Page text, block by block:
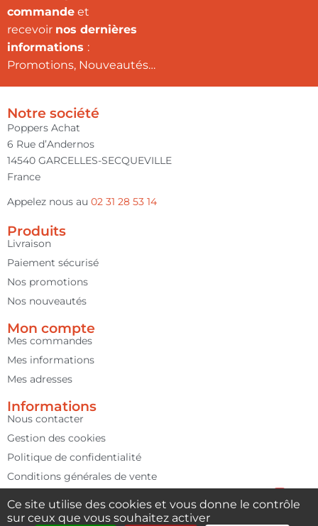
commande et
recevoir nos dernières
informations :
Promotions, Nouveautés…
Notre société
Poppers Achat
6 Rue d’Andernos
14540 GARCELLES-SECQUEVILLE
France
Appelez nous au 02 31 28 53 14
Produits
Livraison
Paiement sécurisé
Nos promotions
Nos nouveautés
Mon compte
Mes commandes
Mes informations
Mes adresses
Informations
Nous contacter
Gestion des cookies
Politique de confidentialité
Conditions générales de vente
Contact us
Ce site utilise des cookies et vous donne le contrôle
sur ceux que vous souhaitez activer